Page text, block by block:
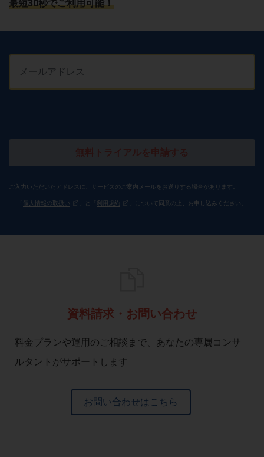
最短30秒でご利用可能！
無料トライアルを申請する
ご入力いただいたアドレスに、サービスのご案内メールをお送りする場合があります。
個人情報の取扱い 」と「 利用規約 」について同意の上、お申し込みください。
資料請求・お問い合わせ
料金プランや運用のご相談まで、あなたの専属コンサ
ルタントがサポートします
お問い合わせはこちら